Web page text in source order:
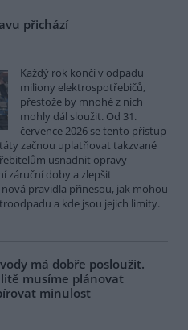
přichází
Každý rok končí v odpadu
miliony elektrospotřebičů,
přestože by mnohé z nich
mohly dál sloužit. Od 31.
července 2026 se tento přístup
začnou uplatňovat takzvané
usnadnit opravy
záruční doby a zlepšit
pravidla přinesou, jak mohou
a kde jsou jejich limity.
má dobře posloužit.
musíme plánovat
minulost